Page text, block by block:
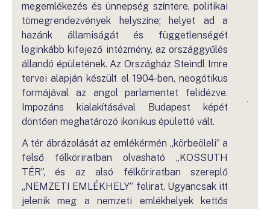
megemlékezés és ünnepség színtere, politikai
tömegrendezvények helyszíne; helyet ad a
hazánk államiságát és függetlenségét
leginkább kifejező intézmény, az országgyűlés
állandó épületének. Az Országház Steindl Imre
tervei alapján készült el 1904-ben, neogótikus
formájával az angol parlamentet felidézve.
Impozáns kialakításával Budapest képét
döntően meghatározó ikonikus épületté vált.
A tér ábrázolását az emlékérmén „körbeöleli” a
felső félköriratban olvasható „KOSSUTH
TÉR”, és az alsó félköriratban szereplő
„NEMZETI EMLÉKHELY” felirat. Ugyancsak itt
jelenik meg a nemzeti emlékhelyek kettős